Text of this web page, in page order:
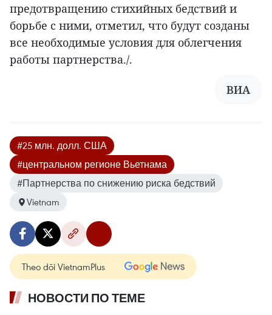
предотвращению стихийных бедствий и
борьбе с ними, отметил, что будут созданы
все необходимые условия для облегчения
работы партнерства./.
ВИА
#25 млн. долл. США
#центральном регионе Вьетнама
#Партнерства по снижению риска бедствий
Vietnam
Theo dõi VietnamPlus
НОВОСТИ ПО ТЕМЕ